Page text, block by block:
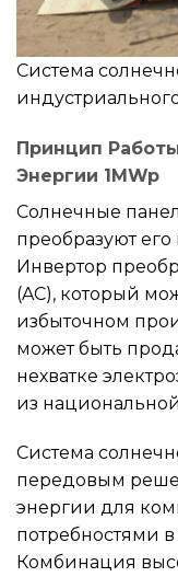
Система
Принцип
Энергии 1MWp
Солнечные
преобразуют его
Инвертор
(AC), который
избыточном
может быть
нехватке
из
Система
передовым
энергии для
потребностями
Комбинация